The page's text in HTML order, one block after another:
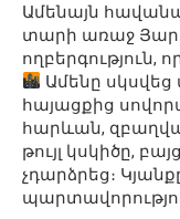
Ամենայն
տարի առաջ
ողբերգություն,
Ամենը սկսվեց
հայացքից
հարևան,
թույլ կսկիծը,
չդարձրեց։